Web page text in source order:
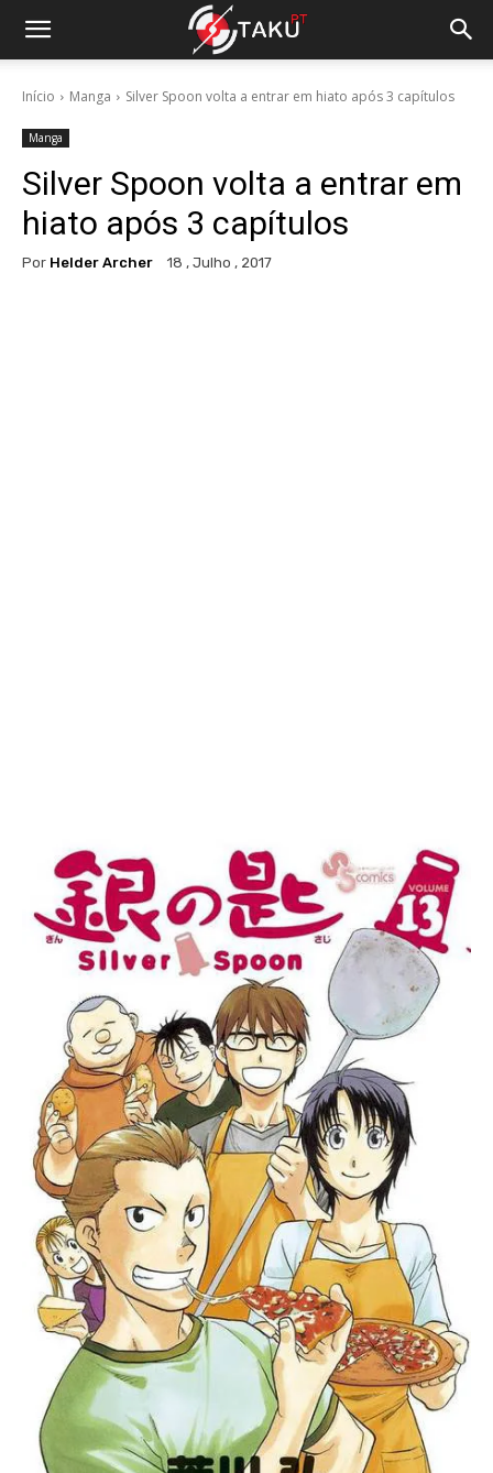
Início Manga Silver Spoon volta a entrar em hiato após 3 capítulos
Manga
Silver Spoon volta a entrar em
hiato após 3 capítulos
Por Helder Archer 18 , Julho , 2017